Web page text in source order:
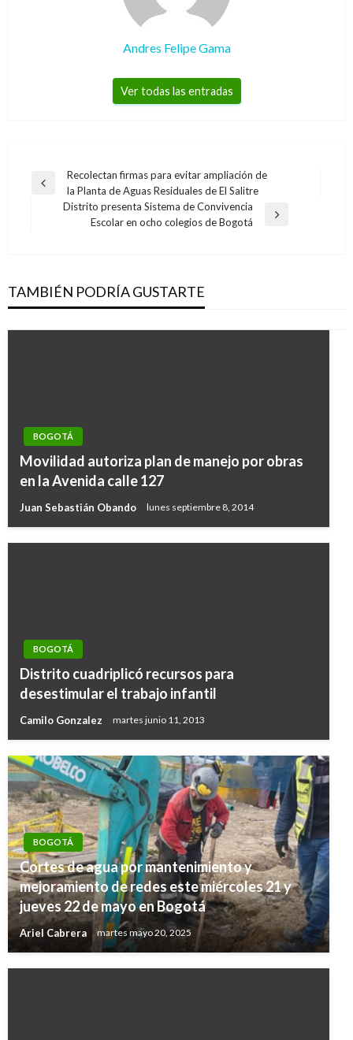
Andres Felipe Gama
Ver todas las entradas
Navegación
entradas
Entrada
anterior
Recolectan firmas para evitar ampliación de
la Planta de Aguas Residuales de El Salitre
Distrito presenta Sistema de Convivencia
Escolar en ocho colegios de Bogotá
TAMBIÉN PODRÍA GUSTARTE
BOGOTÁ
Movilidad autoriza plan de manejo por obras
en la Avenida calle 127
Juan Sebastián Obando lunes septiembre 8, 2014
BOGOTÁ
Distrito cuadriplicó recursos para
desestimular el trabajo infantil
Camilo Gonzalez martes junio 11, 2013
BOGOTÁ
Cortes de agua por mantenimiento y
mejoramiento de redes este miércoles 21 y
jueves 22 de mayo en Bogotá
Ariel Cabrera martes mayo 20, 2025